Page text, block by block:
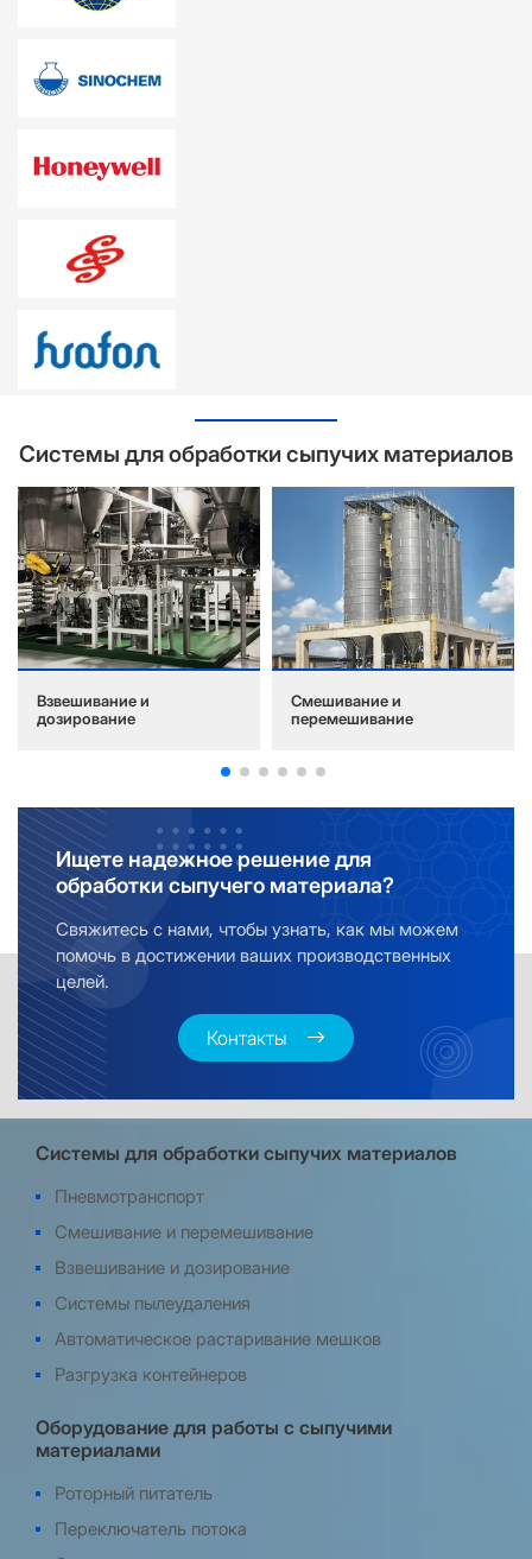
Системы для обработки сыпучих материалов
Взвешивание и
дозирование
Смешивание и
перемешивание
Ищете надежное решение для
обработки сыпучего материала?
Свяжитесь с нами, чтобы узнать, как мы можем
помочь в достижении ваших производственных
целей.
Контакты
Системы для обработки сыпучих материалов
Пневмотранспорт
Смешивание и перемешивание
Взвешивание и дозирование
Системы пылеудаления
Автоматическое растаривание мешков
Разгрузка контейнеров
Оборудование для работы с сыпучими
материалами
Роторный питатель
Переключатель потока